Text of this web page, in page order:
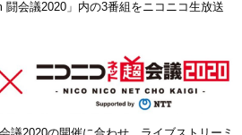
闘会議2020」内の3番組をニコニコ生放送